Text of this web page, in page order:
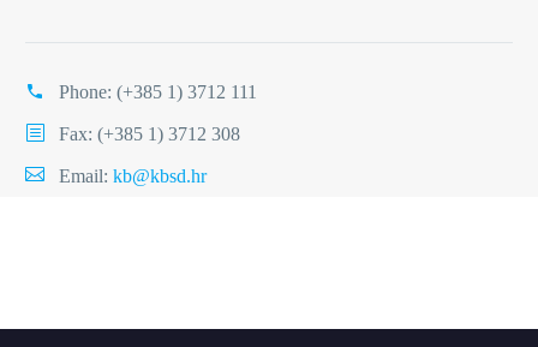
Phone: (+385 1) 3712 111
Fax: (+385 1) 3712 308
Email: kb@kbsd.hr